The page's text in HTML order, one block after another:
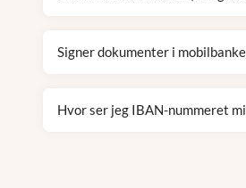
Signer dokumenter i
Hvor ser jeg IBAN-nummeret